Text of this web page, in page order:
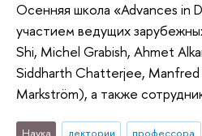
Осенняя школа «Advances in
участием ведущих
Shi, Michel Grabish, Ahmet
Siddharth Chatterjee, Manfred
Markström), а также
Наука лектории профессора